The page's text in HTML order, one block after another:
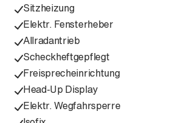
Sitzheizung
Elektr. Fensterheber
Allradantrieb
Scheckheftgepflegt
Freisprecheinrichtung
Head-Up Display
Elektr. Wegfahrsperre